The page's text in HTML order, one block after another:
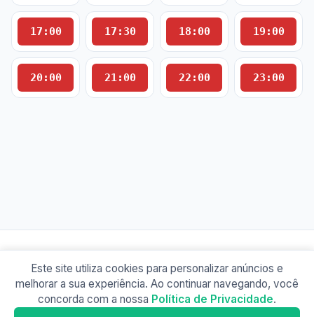
17:00 17:30 18:00 19:00
20:00 21:00 22:00 23:00
© 2026 Busão BR
Sobre Contato Política de Privacidade
Este site utiliza cookies para personalizar anúncios e
melhorar a sua experiência. Ao continuar navegando, você
concorda com a nossa Política de Privacidade.